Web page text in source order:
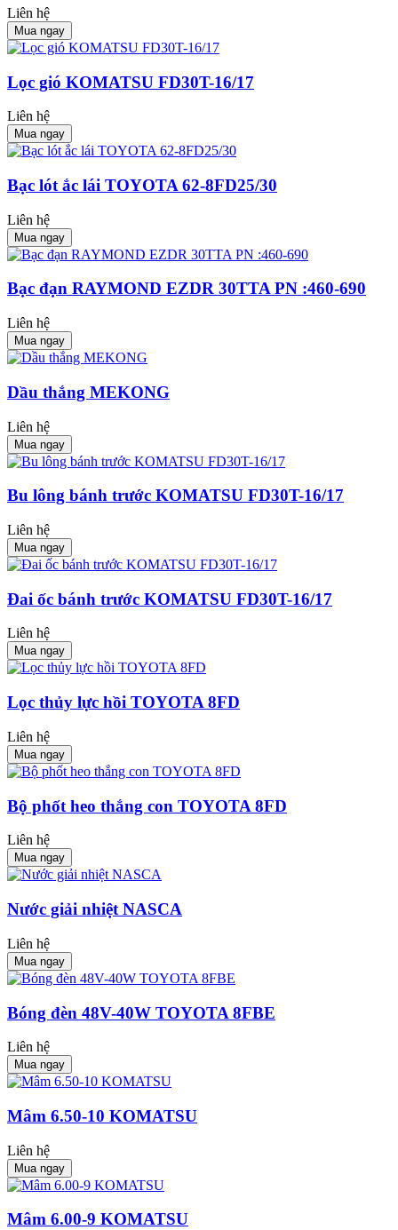
Liên hệ
Mua ngay
Lọc gió KOMATSU FD30T-16/17
Liên hệ
Mua ngay
Bạc lót ắc lái TOYOTA 62-8FD25/30
Liên hệ
Mua ngay
Bạc đạn RAYMOND EZDR 30TTA PN :460-690
Liên hệ
Mua ngay
Dầu thắng MEKONG
Liên hệ
Mua ngay
Bu lông bánh trước KOMATSU FD30T-16/17
Liên hệ
Mua ngay
Đai ốc bánh trước KOMATSU FD30T-16/17
Liên hệ
Mua ngay
Lọc thủy lực hồi TOYOTA 8FD
Liên hệ
Mua ngay
Bộ phốt heo thắng con TOYOTA 8FD
Liên hệ
Mua ngay
Nước giải nhiệt NASCA
Liên hệ
Mua ngay
Bóng đèn 48V-40W TOYOTA 8FBE
Liên hệ
Mua ngay
Mâm 6.50-10 KOMATSU
Liên hệ
Mua ngay
Mâm 6.00-9 KOMATSU